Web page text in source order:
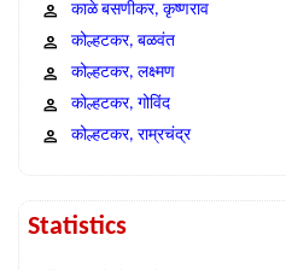
काळे बसणीकर, कृष्णराव
कोल्हटकर, बळवंत
कोल्हटकर, लक्ष्मण
कोल्हटकर, गोविंद
कोल्हटकर, राम्रचंद्र
Statistics